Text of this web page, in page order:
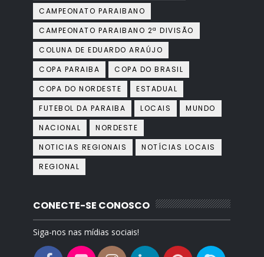
CAMPEONATO PARAIBANO
CAMPEONATO PARAIBANO 2ª DIVISÃO
COLUNA DE EDUARDO ARAÚJO
COPA PARAIBA
COPA DO BRASIL
COPA DO NORDESTE
ESTADUAL
FUTEBOL DA PARAIBA
LOCAIS
MUNDO
NACIONAL
NORDESTE
NOTICIAS REGIONAIS
NOTÍCIAS LOCAIS
REGIONAL
CONECTE-SE CONOSCO
Siga-nos nas mídias sociais!